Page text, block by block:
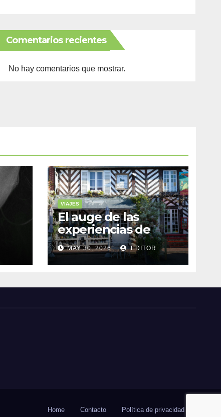
Comentarios recientes
No hay comentarios que mostrar.
VIAJES
El auge de las
experiencias de
realidad aumentada
en el turismo
MAY 30, 2026 EDITOR
Home Contacto Política de privacidad